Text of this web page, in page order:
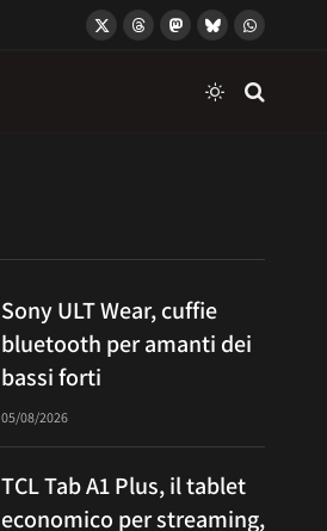
X
ThreadsMastodon
BlueskyWhatsApp
Sony ULT Wear, cuffie
bluetooth per amanti dei
bassi forti
05/08/2026
TCL Tab A1 Plus, il tablet
economico per streaming,